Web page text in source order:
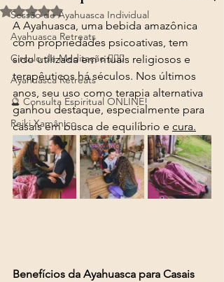
Sessão de Ayahuasca Individual
Ayahuasca Retreats
Circulo de Meditação 🧘🏻‍♂️
Ayahuasca Retreats
🔮 Consulta Espiritual ONLINE!
Reiki Xamânico
Avaliado com NaN de 5 estrelas.
A Ayahuasca, uma bebida amazônica
com propriedades psicoativas, tem
sido utilizada em rituais religiosos e
terapêuticos há séculos. Nos últimos
anos, seu uso como terapia alternativa
ganhou destaque, especialmente para
casais em busca de equilíbrio e cura.
Benefícios da Ayahuasca para Casais